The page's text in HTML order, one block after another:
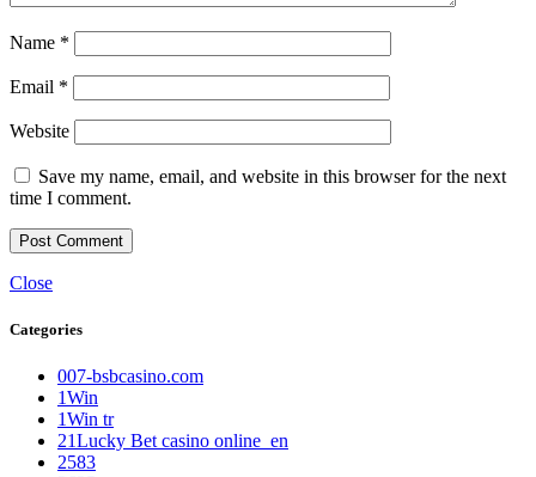
Name *
Email *
Website
Save my name, email, and website in this browser for the next
time I comment.
Close
Categories
007-bsbcasino.com
1Win
1Win tr
21Lucky Bet casino online_en
2583